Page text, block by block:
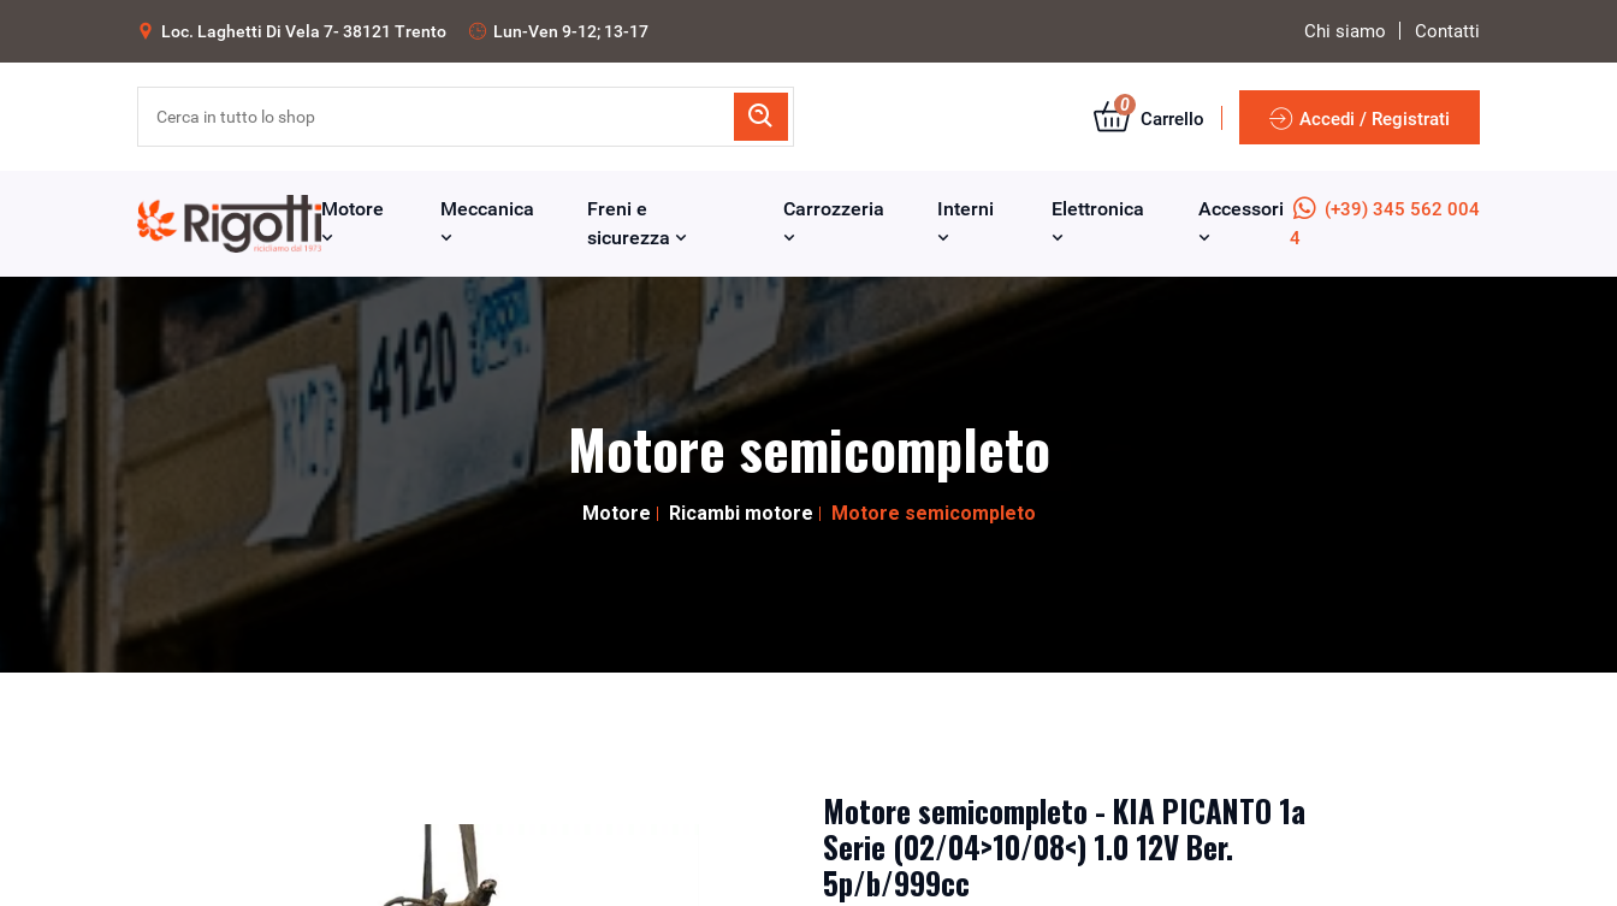
Loc. Laghetti Di Vela 7- 38121 Trento Lun-Ven 9-12; 13-17 Chi siamo Contatti
0
Carrello Accedi / Registrati
Motore Meccanica
Freni e
sicurezza
Carrozzeria Interni Elettronica Accessori
(+39) 345 562 004
4
Motore semicompleto
Motore Ricambi motore Motore semicompleto
Motore semicompleto - KIA PICANTO 1a
Serie (02/04>10/08<) 1.0 12V Ber.
5p/b/999cc